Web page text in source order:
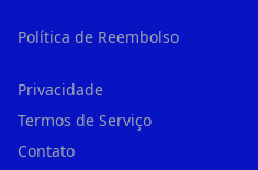
Política de Reembolso
Privacidade
Termos de Serviço
Contato